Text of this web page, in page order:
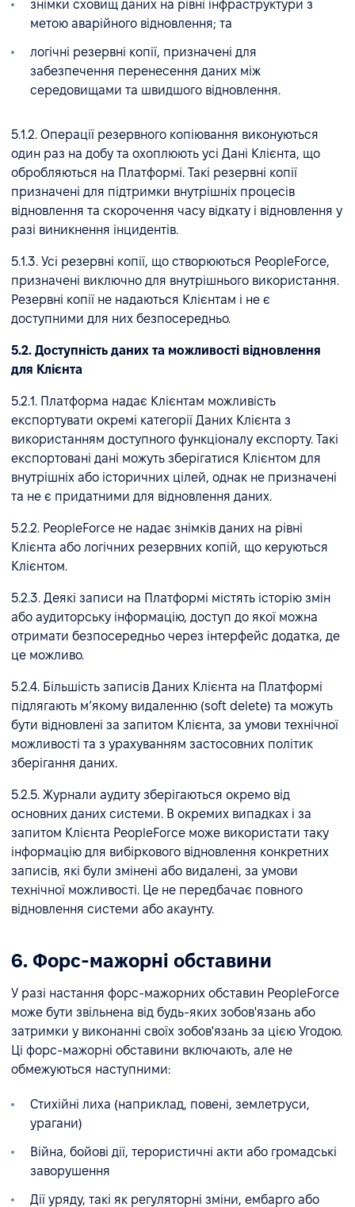
знімки сховищ даних на рівні інфраструктури з
метою аварійного відновлення; та
логічні резервні копії, призначені для
забезпечення перенесення даних між
середовищами та швидшого відновлення.
5.1.2. Операції резервного копіювання виконуються
один раз на добу та охоплюють усі Дані Клієнта, що
обробляються на Платформі. Такі резервні копії
призначені для підтримки внутрішніх процесів
відновлення та скорочення часу відкату і відновлення у
разі виникнення інцидентів.
5.1.3. Усі резервні копії, що створюються PeopleForce,
призначені виключно для внутрішнього використання.
Резервні копії не надаються Клієнтам і не є
доступними для них безпосередньо.
5.2. Доступність даних та можливості відновлення
для Клієнта
5.2.1. Платформа надає Клієнтам можливість
експортувати окремі категорії Даних Клієнта з
використанням доступного функціоналу експорту. Такі
експортовані дані можуть зберігатися Клієнтом для
внутрішніх або історичних цілей, однак не призначені
та не є придатними для відновлення даних.
5.2.2. PeopleForce не надає знімків даних на рівні
Клієнта або логічних резервних копій, що керуються
Клієнтом.
5.2.3. Деякі записи на Платформі містять історію змін
або аудиторську інформацію, доступ до якої можна
отримати безпосередньо через інтерфейс додатка, де
це можливо.
5.2.4. Більшість записів Даних Клієнта на Платформі
підлягають м’якому видаленню (soft delete) та можуть
бути відновлені за запитом Клієнта, за умови технічної
можливості та з урахуванням застосовних політик
зберігання даних.
5.2.5. Журнали аудиту зберігаються окремо від
основних даних системи. В окремих випадках і за
запитом Клієнта PeopleForce може використати таку
інформацію для вибіркового відновлення конкретних
записів, які були змінені або видалені, за умови
технічної можливості. Це не передбачає повного
відновлення системи або акаунту.
6. Форс-мажорні обставини
У разі настання форс-мажорних обставин PeopleForce
може бути звільнена від будь-яких зобов'язань або
затримки у виконанні своїх зобов'язань за цією Угодою.
Ці форс-мажорні обставини включають, але не
обмежуються наступними:
Стихійні лиха (наприклад, повені, землетруси,
урагани)
Війна, бойові дії, терористичні акти або громадські
заворушення
Дії уряду, такі як регуляторні зміни, ембарго або